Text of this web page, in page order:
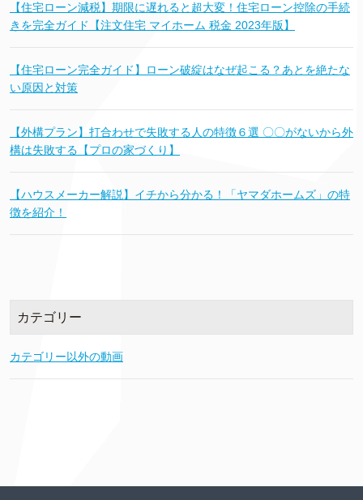
【住宅ローン減税】期限に遅れると超大変！住宅ローン控除の手続
きを完全ガイド【注文住宅 マイホーム 税金 2023年版】
【住宅ローン完全ガイド】ローン破綻はなぜ起こる？あとを絶たな
い原因と対策
【外構プラン】打合わせで失敗する人の特徴６選 〇〇がないから外
構は失敗する【プロの家づくり】
【ハウスメーカー解説】イチから分かる！「ヤマダホームズ」の特
徴を紹介！
カテゴリー
カテゴリー以外の動画